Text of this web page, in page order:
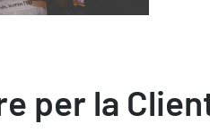
per la